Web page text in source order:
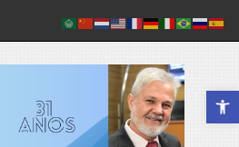
Abrir a